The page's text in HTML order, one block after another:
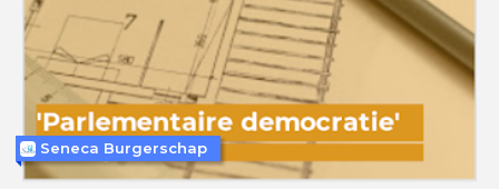
Seneca Burgerschap